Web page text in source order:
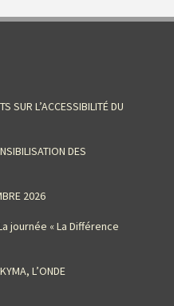
SUR L’ACCESSIBILITÉ DU
DES
2026
journée « La Différence
L’ONDE